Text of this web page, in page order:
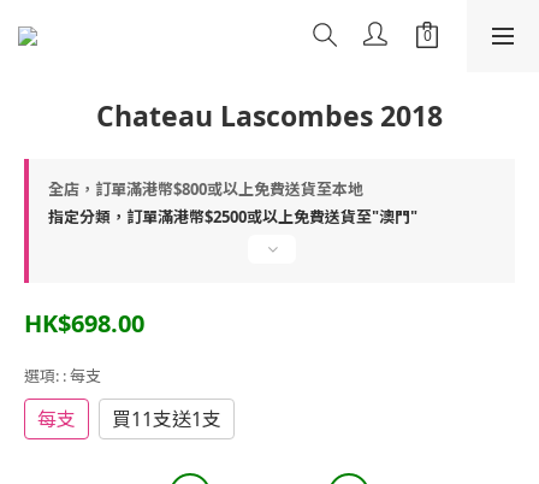
Chateau Lascombes 2018
全店，訂單滿港幣$800或以上免費送貨至本地
指定分類，訂單滿港幣$2500或以上免費送貨至"澳門"
HK$698.00
選項: : 每支
每支 買11支送1支